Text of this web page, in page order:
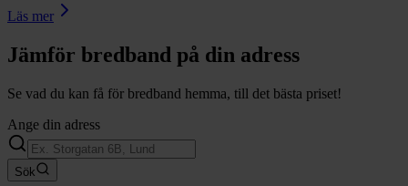
Läs mer
Jämför bredband på din adress
Se vad du kan få för bredband hemma, till det bästa priset!
Ange din adress
Sök